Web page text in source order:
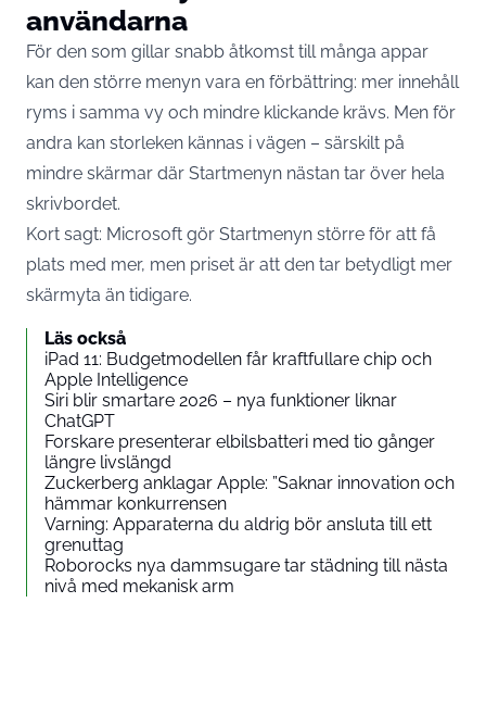
användarna
För den som gillar snabb åtkomst till många appar
kan den större menyn vara en förbättring: mer innehåll
ryms i samma vy och mindre klickande krävs. Men för
andra kan storleken kännas i vägen – särskilt på
mindre skärmar där Startmenyn nästan tar över hela
skrivbordet.
Kort sagt: Microsoft gör Startmenyn större för att få
plats med mer, men priset är att den tar betydligt mer
skärmyta än tidigare.
Läs också
iPad 11: Budgetmodellen får kraftfullare chip och
Apple Intelligence
Siri blir smartare 2026 – nya funktioner liknar
ChatGPT
Forskare presenterar elbilsbatteri med tio gånger
längre livslängd
Zuckerberg anklagar Apple: ”Saknar innovation och
hämmar konkurrensen
Varning: Apparaterna du aldrig bör ansluta till ett
grenuttag
Roborocks nya dammsugare tar städning till nästa
nivå med mekanisk arm